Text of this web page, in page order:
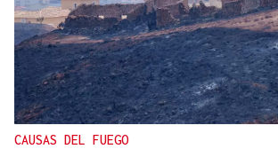
DESDE O 10 ATA O 20 DE AGOSTO
Ourense eríxese desde hoxe como
folclore
CAUSAS DEL FUEGO